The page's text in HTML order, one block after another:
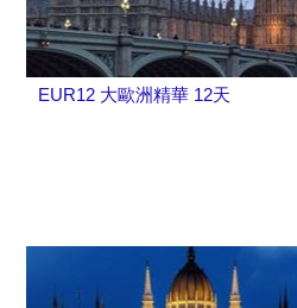
EUR12 大歐洲精華 12天